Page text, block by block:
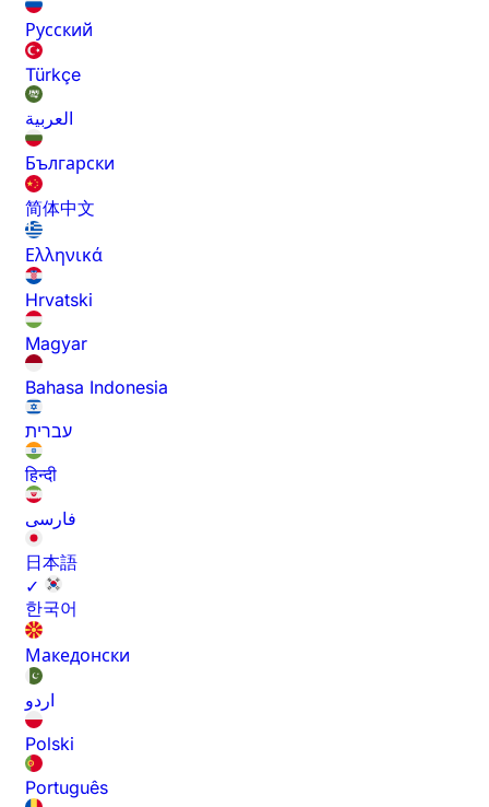
Русский
Türkçe
العربية
Български
简体中文
Ελληνικά
Hrvatski
Magyar
Bahasa Indonesia
עברית
हिन्दी
فارسی
日本語
✓
한국어
Македонски
اردو
Polski
Português